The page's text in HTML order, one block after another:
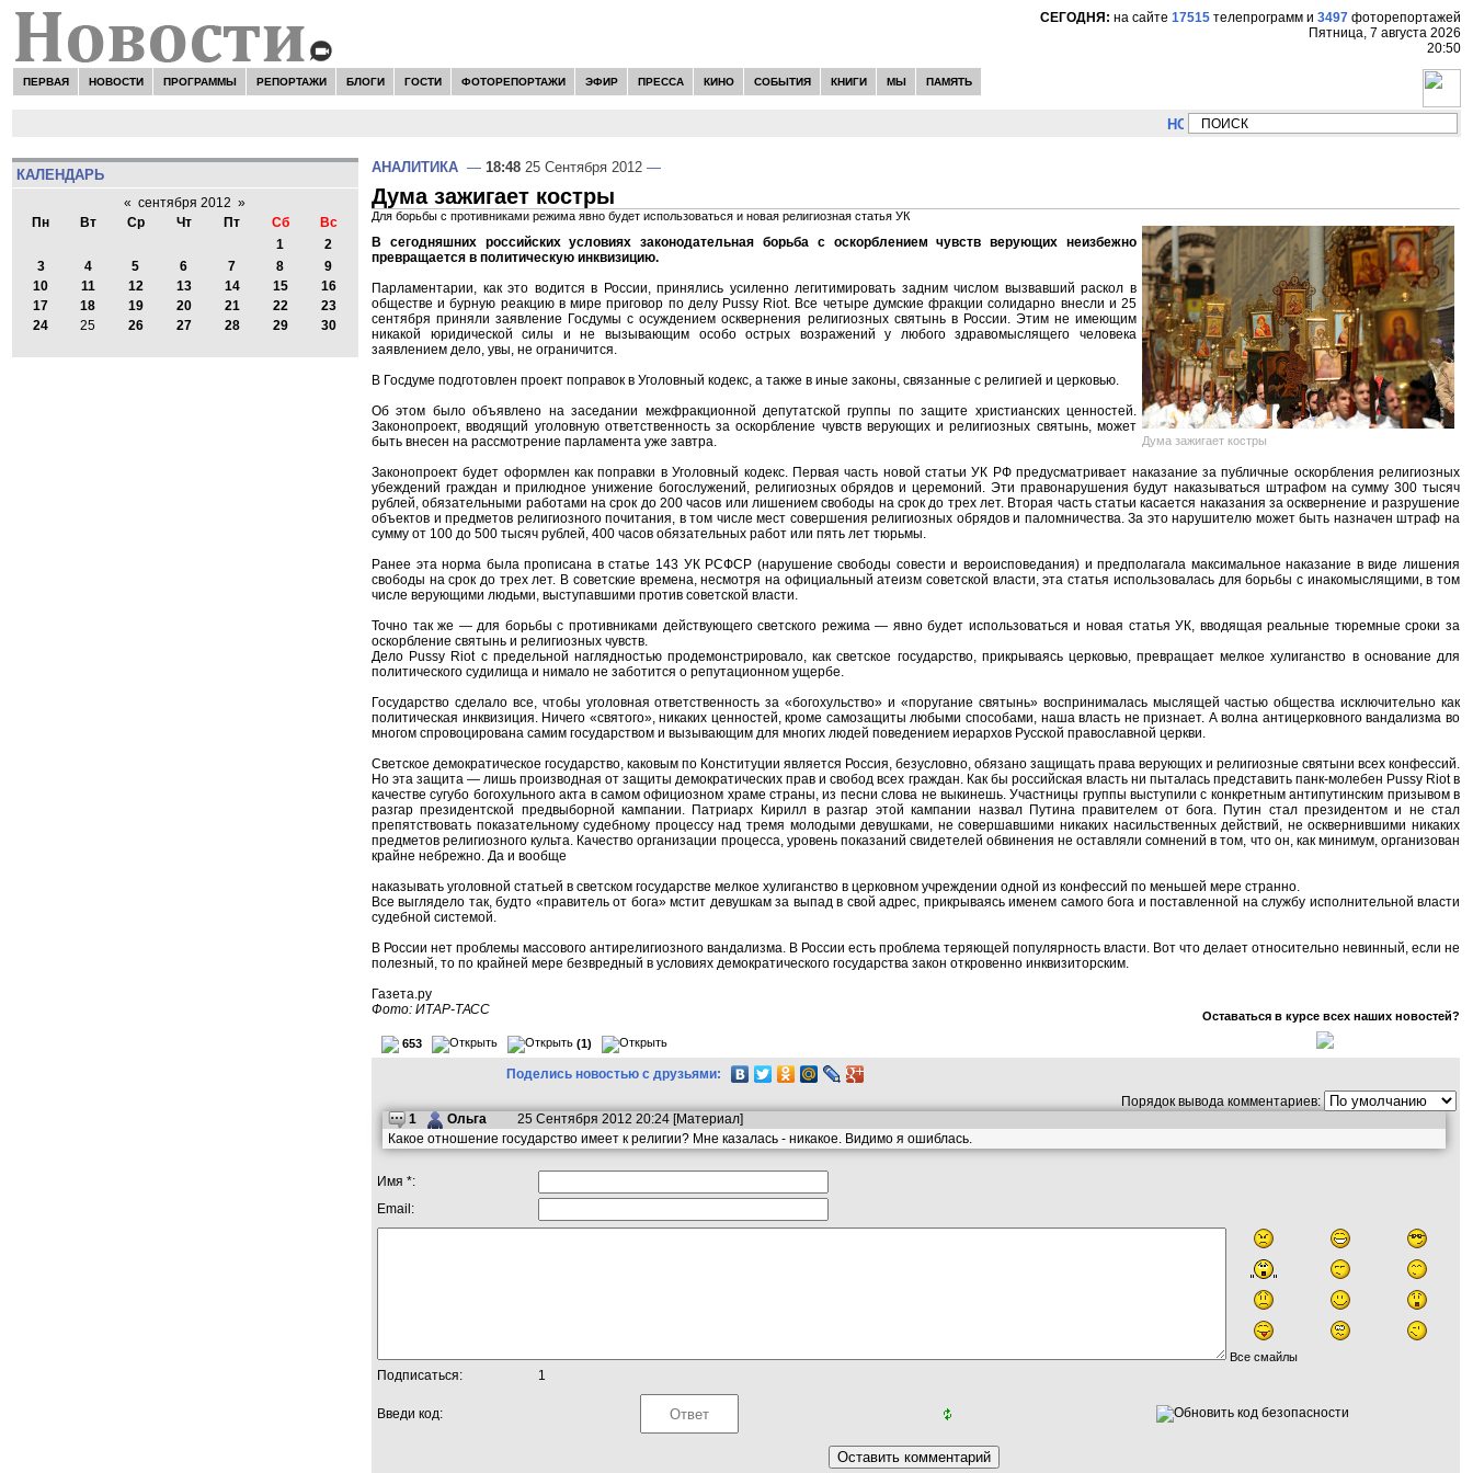
СЕГОДНЯ: на сайте 17515 телепрограмм и 3497 фоторепортажей
Пятница, 7 августа 2026
20:50
ПЕРВАЯ НОВОСТИ ПРОГРАММЫ РЕПОРТАЖИ БЛОГИ ГОСТИ ФОТОРЕПОРТАЖИ ЭФИР ПРЕССА КИНО СОБЫТИЯ КНИГИ МЫ ПАМЯТЬ
НОВОСТИ: Сергей Цыпляев "Мир как никогда
КАЛЕНДАРЬ
« сентября 2012 »
Пн
Вт Ср Чт Пт Сб
Вс
1
2
3
4 5 6 7 8
9
10
11 12 13 14 15
16
17
18 19 20 21 22
23
24
25 26 27 28 29 30
АНАЛИТИКА — 18:48 25 Сентября 2012 —
Дума зажигает костры
Для борьбы с противниками режима явно будет использоваться и новая религиозная статья УК
Дума зажигает костры
В сегодняшних российских условиях законодательная борьба с оскорблением чувств верующих неизбежно
превращается в политическую инквизицию.
Парламентарии, как это водится в России, принялись усиленно легитимировать задним числом вызвавший раскол в
обществе и бурную реакцию в мире приговор по делу Pussy Riot. Все четыре думские фракции солидарно внесли и 25
сентября приняли заявление Госдумы с осуждением осквернения религиозных святынь в России. Этим не имеющим
никакой юридической силы и не вызывающим особо острых возражений у любого здравомыслящего человека
заявлением дело, увы, не ограничится.
В Госдуме подготовлен проект поправок в Уголовный кодекс, а также в иные законы, связанные с религией и церковью.
Об этом было объявлено на заседании межфракционной депутатской группы по защите христианских ценностей.
Законопроект, вводящий уголовную ответственность за оскорбление чувств верующих и религиозных святынь, может
быть внесен на рассмотрение парламента уже завтра.
Законопроект будет оформлен как поправки в Уголовный кодекс. Первая часть новой статьи УК РФ предусматривает наказание за публичные оскорбления религиозных
убеждений граждан и прилюдное унижение богослужений, религиозных обрядов и церемоний. Эти правонарушения будут наказываться штрафом на сумму 300 тысяч
рублей, обязательными работами на срок до 200 часов или лишением свободы на срок до трех лет. Вторая часть статьи касается наказания за осквернение и разрушение
объектов и предметов религиозного почитания, в том числе мест совершения религиозных обрядов и паломничества. За это нарушителю может быть назначен штраф на
сумму от 100 до 500 тысяч рублей, 400 часов обязательных работ или пять лет тюрьмы.
Ранее эта норма была прописана в статье 143 УК РСФСР (нарушение свободы совести и вероисповедания) и предполагала максимальное наказание в виде лишения
свободы на срок до трех лет. В советские времена, несмотря на официальный атеизм советской власти, эта статья использовалась для борьбы с инакомыслящими, в том
числе верующими людьми, выступавшими против советской власти.
Точно так же — для борьбы с противниками действующего светского режима — явно будет использоваться и новая статья УК, вводящая реальные тюремные сроки за
оскорбление святынь и религиозных чувств.
Дело Pussy Riot с предельной наглядностью продемонстрировало, как светское государство, прикрываясь церковью, превращает мелкое хулиганство в основание для
политического судилища и нимало не заботится о репутационном ущербе.
Государство сделало все, чтобы уголовная ответственность за «богохульство» и «поругание святынь» воспринималась мыслящей частью общества исключительно как
политическая инквизиция. Ничего «святого», никаких ценностей, кроме самозащиты любыми способами, наша власть не признает. А волна антицерковного вандализма во
многом спровоцирована самим государством и вызывающим для многих людей поведением иерархов Русской православной церкви.
Светское демократическое государство, каковым по Конституции является Россия, безусловно, обязано защищать права верующих и религиозные святыни всех конфессий.
Но эта защита — лишь производная от защиты демократических прав и свобод всех граждан. Как бы российская власть ни пыталась представить панк-молебен Pussy Riot в
качестве сугубо богохульного акта в самом официозном храме страны, из песни слова не выкинешь. Участницы группы выступили с конкретным антипутинским призывом в
разгар президентской предвыборной кампании. Патриарх Кирилл в разгар этой кампании назвал Путина правителем от бога. Путин стал президентом и не стал
препятствовать показательному судебному процессу над тремя молодыми девушками, не совершавшими никаких насильственных действий, не осквернившими никаких
предметов религиозного культа. Качество организации процесса, уровень показаний свидетелей обвинения не оставляли сомнений в том, что он, как минимум, организован
крайне небрежно. Да и вообще
наказывать уголовной статьей в светском государстве мелкое хулиганство в церковном учреждении одной из конфессий по меньшей мере странно.
Все выглядело так, будто «правитель от бога» мстит девушкам за выпад в свой адрес, прикрываясь именем самого бога и поставленной на службу исполнительной власти
судебной системой.
В России нет проблемы массового антирелигиозного вандализма. В России есть проблема теряющей популярность власти. Вот что делает относительно невинный, если не
полезный, то по крайней мере безвредный в условиях демократического государства закон откровенно инквизиторским.
Газета.ру
Фото: ИТАР-ТАСС
Оставаться в курсе всех наших новостей?
653 (1)
Поделись новостью с друзьями:
Порядок вывода комментариев:
1
Ольга 25 Сентября 2012 20:24 [Материал]
Какое отношение государство имеет к религии? Мне казалась - никакое. Видимо я ошиблась.
Имя *:
Email:
Все смайлы
Подписаться: 1
Введи код: